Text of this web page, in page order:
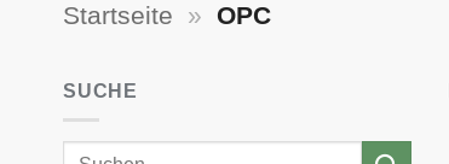
Startseite » OPC
SUCHE